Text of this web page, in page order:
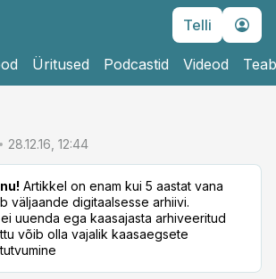
Telli
Üritused Podcastid Videod
28.12.16, 12:44
Artikkel on enam kui 5 aastat vana
väljaande digitaalsesse arhiivi.
uuenda ega kaasajasta arhiveeritud
võib olla vajalik kaasaegsete